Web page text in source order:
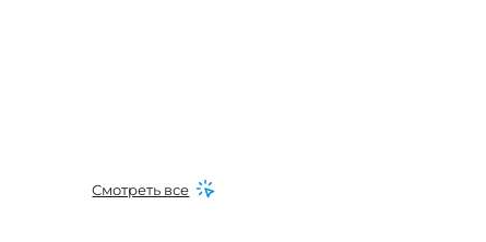
Смотреть все